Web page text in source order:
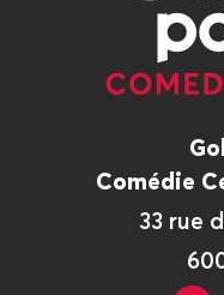
Comédie
33 rue